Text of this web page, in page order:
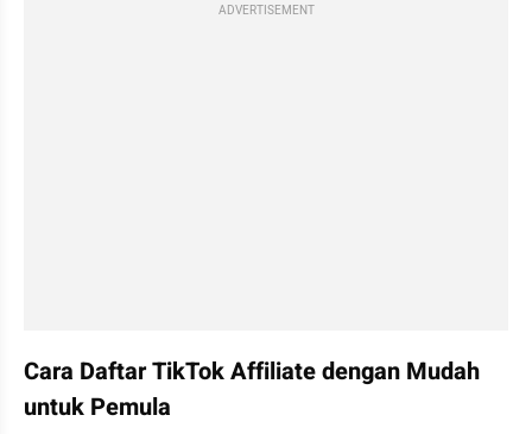
ADVERTISEMENT
Cara Daftar TikTok Affiliate dengan Mudah
untuk Pemula